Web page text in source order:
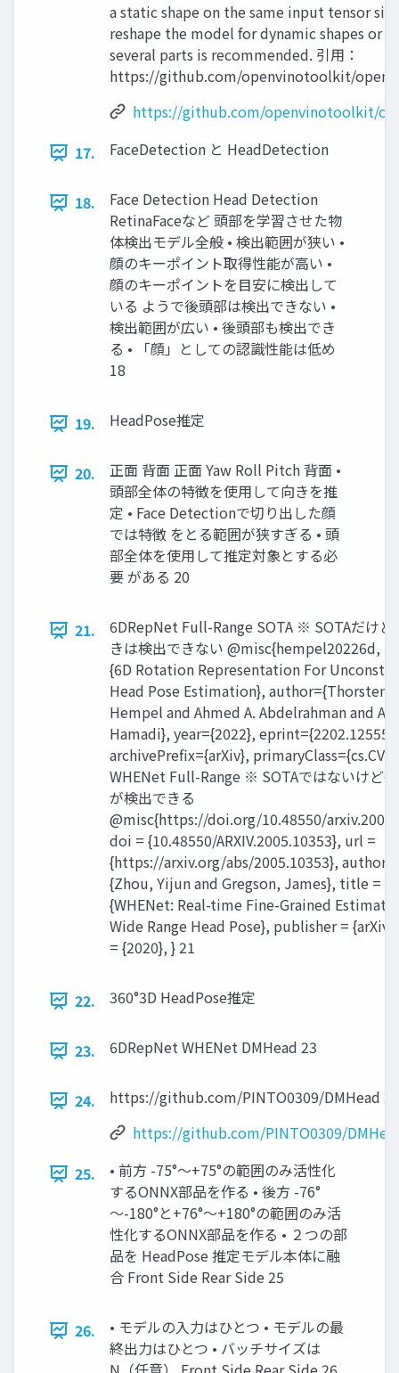
a static shape on the same input tensor
reshape the model for dynamic shapes or
several parts is recommended. 引用：
https://github.com/openvinotoolkit/
https://github.com/openvinotoolkit/
17.
FaceDetection と HeadDetection
18.
Face Detection Head Detection
RetinaFaceなど 頭部を学習させた物
体検出モデル全般 • 検出範囲が狭い •
顔のキーポイント取得性能が高い •
顔のキーポイントを目安に検出して
いる ようで後頭部は検出できない •
検出範囲が広い • 後頭部も検出でき
る • 「顔」としての認識性能は低め
18
19. HeadPose推定
20.
正面 背面 正面 Yaw Roll Pitch 背面 •
頭部全体の特徴を使用して向きを推
定 • Face Detectionで切り出した顔
では特徴 をとる範囲が狭すぎる • 頭
部全体を使用して推定対象とする必
要 がある 20
21.
6DRepNet Full-Range SOTA ※ SOTAだけど
きは検出できない @misc{hempel20226d,
{6D Rotation Representation For
Head Pose Estimation}, author={Thorsten
Hempel and Ahmed A. Abdelrahman and
Hamadi}, year={2022}, eprint={2202.12555},
archivePrefix={arXiv}, primaryClass={cs.CV} }
WHENet Full-Range ※ SOTAではないけど
が検出できる
@misc{https://doi.org/10.48550/
doi = {10.48550/ARXIV.2005.10353}, url =
{https://arxiv.org/abs/2005.10353}, author =
{Zhou, Yijun and Gregson, James}, title =
{WHENet: Real-time Fine-Grained
Wide Range Head Pose}, publisher =
= {2020}, } 21
22. 360°3D HeadPose推定
23. 6DRepNet WHENet DMHead 23
24.
https://github.com/PINTO0309/DMHead 24
https://github.com/PINTO0309/
25.
• 前方 -75°～+75°の範囲のみ活性化
するONNX部品を作る • 後方 -76°
～-180°と+76°～+180°の範囲のみ活
性化するONNX部品を作る • ２つの部
品を HeadPose 推定モデル本体に融
合 Front Side Rear Side 25
26.
• モデルの入力はひとつ • モデルの最
終出力はひとつ • バッチサイズは